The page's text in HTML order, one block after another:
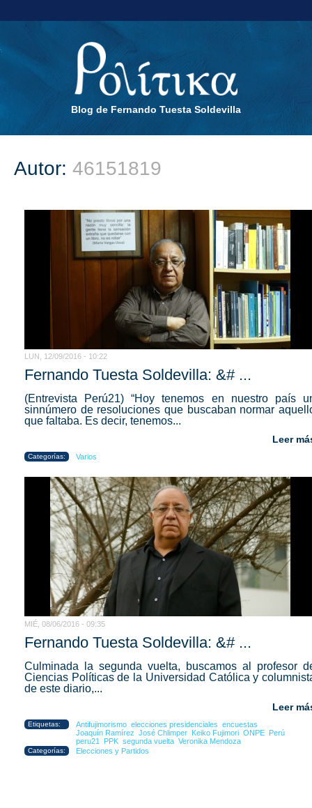
Blog de Fernando Tuesta Soldevilla
Autor: 46151819
LUN, 12/09/2016 - 10:22
Fernando Tuesta Soldevilla: &# ...
(Entrevista Perú21) “Hoy tenemos en nuestro país
sinnúmero de resoluciones que buscaban normar
que faltaba. Es decir, tenemos...
Leer
Categorías: Varios
MIÉ, 08/06/2016 - 09:35
Fernando Tuesta Soldevilla: &# ...
Culminada la segunda vuelta, buscamos al profesor
Ciencias Políticas de la Universidad Católica y
de este diario,...
Leer
Etiquetas: Antifujimorismo elecciones presidenciales encuestas
Joaquín Ramírez José Chlimper Keiko Fujimori ONPE Perú
peru21
PPK segunda vuelta Veronika Mendoza
Categorías: Elecciones y Partidos